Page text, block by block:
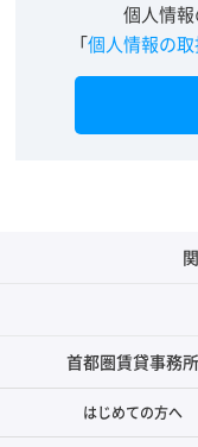
個人情
「個人情報の
首都圏賃貸事務所
はじめての方へ